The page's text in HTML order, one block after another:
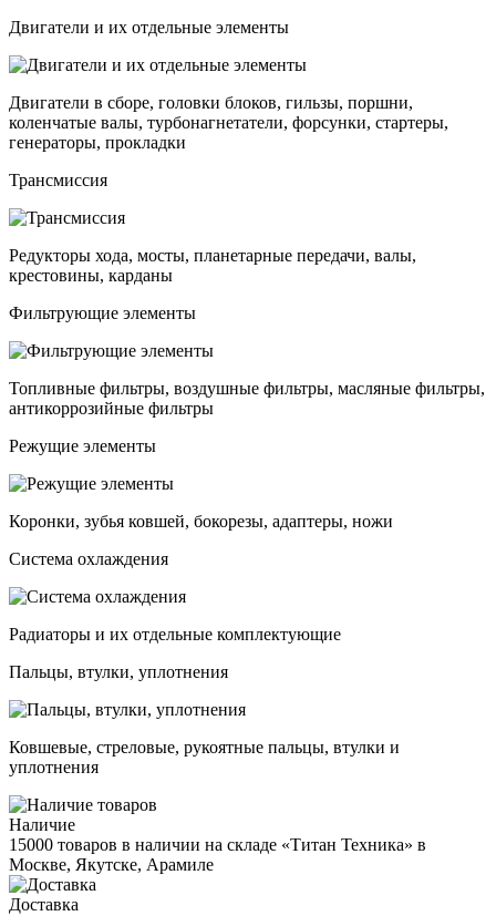
Двигатели и их отдельные элементы
Двигатели в сборе, головки блоков, гильзы, поршни,
коленчатые валы, турбонагнетатели, форсунки, стартеры,
генераторы, прокладки
Трансмиссия
Редукторы хода, мосты, планетарные передачи, валы,
крестовины, карданы
Фильтрующие элементы
Топливные фильтры, воздушные фильтры, масляные фильтры,
антикоррозийные фильтры
Режущие элементы
Коронки, зубья ковшей, бокорезы, адаптеры, ножи
Система охлаждения
Радиаторы и их отдельные комплектующие
Пальцы, втулки, уплотнения
Ковшевые, стреловые, рукоятные пальцы, втулки и
уплотнения
Наличие
15000 товаров в наличии на складе «Титан Техника» в
Москве, Якутске, Арамиле
Доставка